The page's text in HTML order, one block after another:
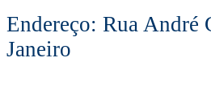
Endereço: Rua André
Janeiro